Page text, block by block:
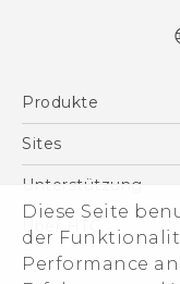
Diese Seite
der
Performance
English -
Produkte
Smartphones
VIVE
Zubehör
Sites
HTC Dev
HTC Vive
Unterstützung
Unterstützung
eCommerce
Über HTC
ESG